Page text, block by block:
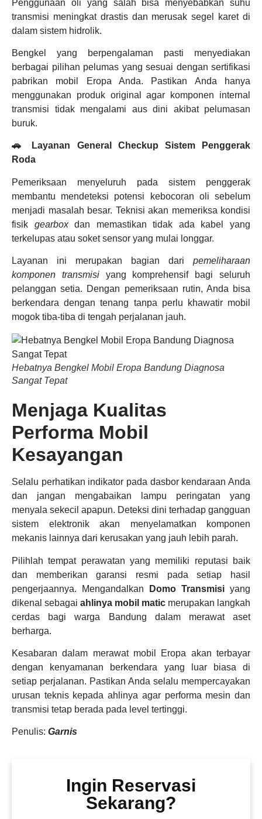
Penggunaan oli yang salah bisa menyebabkan suhu
transmisi meningkat drastis dan merusak segel karet di
dalam sistem hidrolik.
Bengkel yang berpengalaman pasti menyediakan
berbagai pilihan pelumas yang sesuai dengan sertifikasi
pabrikan mobil Eropa Anda. Pastikan Anda hanya
menggunakan produk original agar komponen internal
transmisi tidak mengalami aus dini akibat pelumasan
buruk.
🚗 Layanan General Checkup Sistem Penggerak
Roda
Pemeriksaan menyeluruh pada sistem penggerak
membantu mendeteksi potensi kebocoran oli sebelum
menjadi masalah besar. Teknisi akan memeriksa kondisi
fisik gearboxdan memastikan tidak ada kabel yang
terkelupas atau soket sensor yang mulai longgar.
Layanan ini merupakan bagian dari pemeliharaan
komponen transmisiyang komprehensif bagi seluruh
pelanggan setia. Dengan pemeriksaan rutin, Anda bisa
berkendara dengan tenang tanpa perlu khawatir mobil
mogok tiba-tiba di tengah perjalanan jauh.
Hebatnya Bengkel Mobil Eropa Bandung Diagnosa
Sangat Tepat
Menjaga Kualitas
Performa Mobil
Kesayangan
Selalu perhatikan indikator pada dasbor kendaraan Anda
dan jangan mengabaikan lampu peringatan yang
menyala sekecil apapun. Deteksi dini terhadap gangguan
sistem elektronik akan menyelamatkan komponen
mekanis lainnya dari kerusakan yang jauh lebih parah.
Pilihlah tempat perawatan yang memiliki reputasi baik
dan memberikan garansi resmi pada setiap hasil
pengerjaannya. Mengandalkan
Domo Transmisi yang
dikenal sebagai ahlinya mobil matic merupakan langkah
cerdas bagi warga Bandung dalam merawat aset
berharga.
Kesabaran dalam merawat mobil Eropa akan terbayar
dengan kenyamanan berkendara yang luar biasa di
setiap perjalanan. Pastikan Anda selalu mempercayakan
urusan teknis kepada ahlinya agar performa mesin dan
transmisi tetap berada pada level tertinggi.
Penulis: Garnis
Ingin Reservasi
Sekarang?